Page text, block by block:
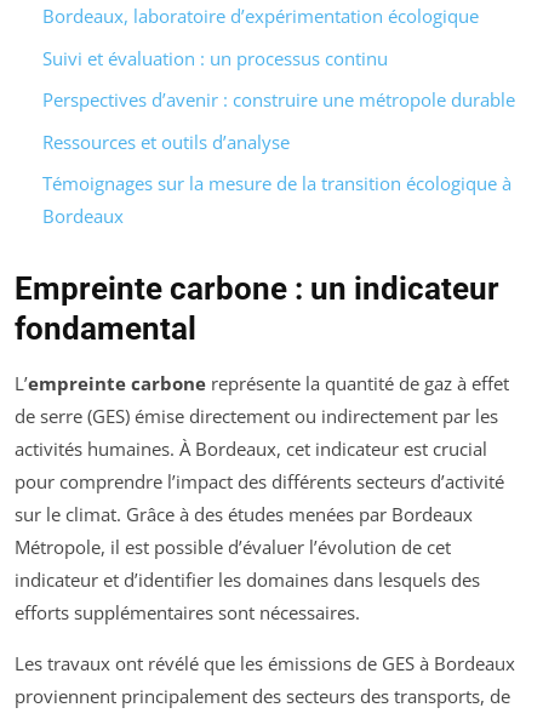
Bordeaux, laboratoire d’expérimentation écologique
Suivi et évaluation : un processus continu
Perspectives d’avenir : construire une métropole durable
Ressources et outils d’analyse
Témoignages sur la mesure de la transition écologique à
Bordeaux
Empreinte carbone : un indicateur
fondamental
L’empreinte carbone représente la quantité de gaz à effet
de serre (GES) émise directement ou indirectement par les
activités humaines. À Bordeaux, cet indicateur est crucial
pour comprendre l’impact des différents secteurs d’activité
sur le climat. Grâce à des études menées par Bordeaux
Métropole, il est possible d’évaluer l’évolution de cet
indicateur et d’identifier les domaines dans lesquels des
efforts supplémentaires sont nécessaires.
Les travaux ont révélé que les émissions de GES à Bordeaux
proviennent principalement des secteurs des transports, de